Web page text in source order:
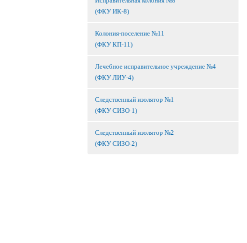
(ФКУ ИК-8)
Колония-поселение №11
(ФКУ КП-11)
Лечебное исправительное учреждение №4
(ФКУ ЛИУ-4)
Следственный изолятор №1
(ФКУ СИЗО-1)
Следственный изолятор №2
(ФКУ СИЗО-2)